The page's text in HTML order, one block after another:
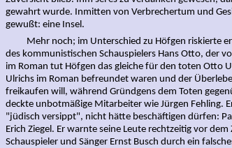
gewahrt wurde. Inmitten von Verbrechertum und
gewußt: eine Insel.
Mehr noch; im Unterschied zu Höfgen riskierte er
des kommunistischen Schauspielers Hans Otto, der
im Roman tut Höfgen das gleiche für den toten Otto
Ulrichs im Roman befreundet waren und der
freikaufen will, während Gründgens dem Toten
deckte unbotmäßige Mitarbeiter wie Jürgen Fehling.
"jüdisch versippt", nicht hätte beschäftigen dürfen:
Erich Ziegel. Er warnte seine Leute rechtzeitig vor
Schauspieler und Sänger Ernst Busch durch ein